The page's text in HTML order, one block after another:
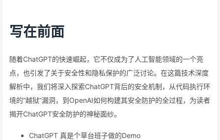
写在前面
随着ChatGPT的快速崛起，它不仅成为了人工智能领域的一个亮
点，也引发了关于安全性和隐私保护的广泛讨论。在这篇技术深度
解析中，我们将深入探索ChatGPT背后的安全机制，从代码执行环
境的“越狱”漏洞，到OpenAI如何构建其安全防护的全过程，为读者
揭开ChatGPT安全防护的神秘面纱。
ChatGPT 真是个草台班子做的Demo